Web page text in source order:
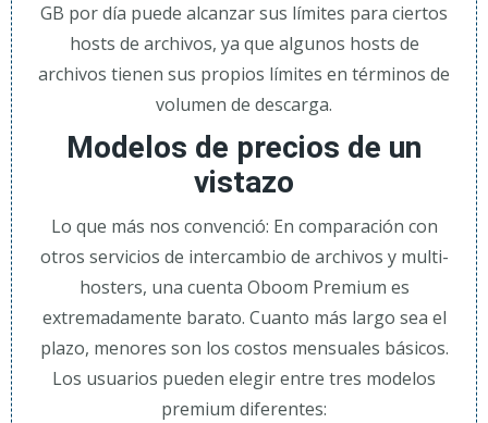
GB por día puede alcanzar sus límites para ciertos
hosts de archivos, ya que algunos hosts de
archivos tienen sus propios límites en términos de
volumen de descarga.
Modelos de precios de un
vistazo
Lo que más nos convenció: En comparación con
otros servicios de intercambio de archivos y multi-
hosters, una cuenta Oboom Premium es
extremadamente barato. Cuanto más largo sea el
plazo, menores son los costos mensuales básicos.
Los usuarios pueden elegir entre tres modelos
premium diferentes: